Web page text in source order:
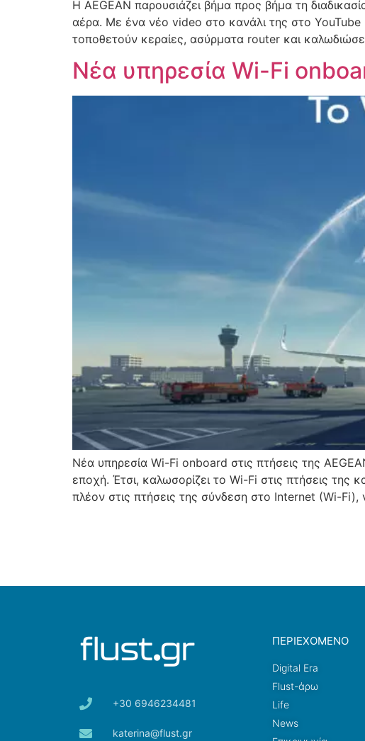
H AEGEAN παρουσιάζει βήμα προς βήμα τη
αέρα. Με ένα νέο video στο κανάλι της στο YouTube
τοποθετούν κεραίες, ασύρματα router και
Νέα υπηρεσία Wi-Fi
Νέα υπηρεσία Wi-Fi onboard στις πτήσεις της
εποχή. Έτσι, καλωσορίζει το Wi-Fi στις πτήσεις
πλέον στις πτήσεις της σύνδεση στο Internet (Wi-
+30 6946234481
katerina@flust.gr
ΠΕΡΙΕΧΟΜΕΝΟ
Digital Era
Flust-άρω
Life
News